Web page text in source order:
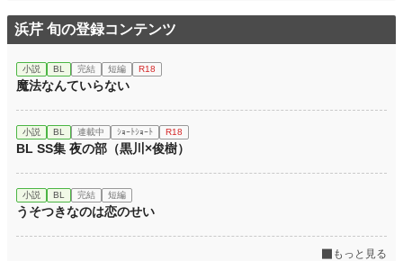
浜芹 旬の登録コンテンツ
小説 BL 完結 短編 R18
魔法なんていらない
小説 BL 連載中 ｼｮｰﾄｼｮｰﾄ R18
BL SS集 夜の部（黒川×俊樹）
小説 BL 完結 短編
うそつきなのは恋のせい
もっと見る